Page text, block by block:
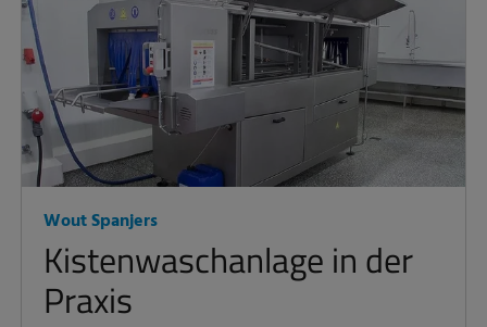
Wout Spanjers
Kistenwaschanlage in der
Praxis